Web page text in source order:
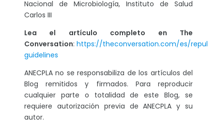
Nacional de Microbiología, Instituto de Salud
Carlos III
Lea el artículo completo en The
Conversation: https://theconversation.com/es/
guidelines
ANECPLA no se responsabiliza de los artículos del
Blog remitidos y firmados. Para reproducir
cualquier parte o totalidad de este Blog, se
requiere autorización previa de ANECPLA y su
autor.